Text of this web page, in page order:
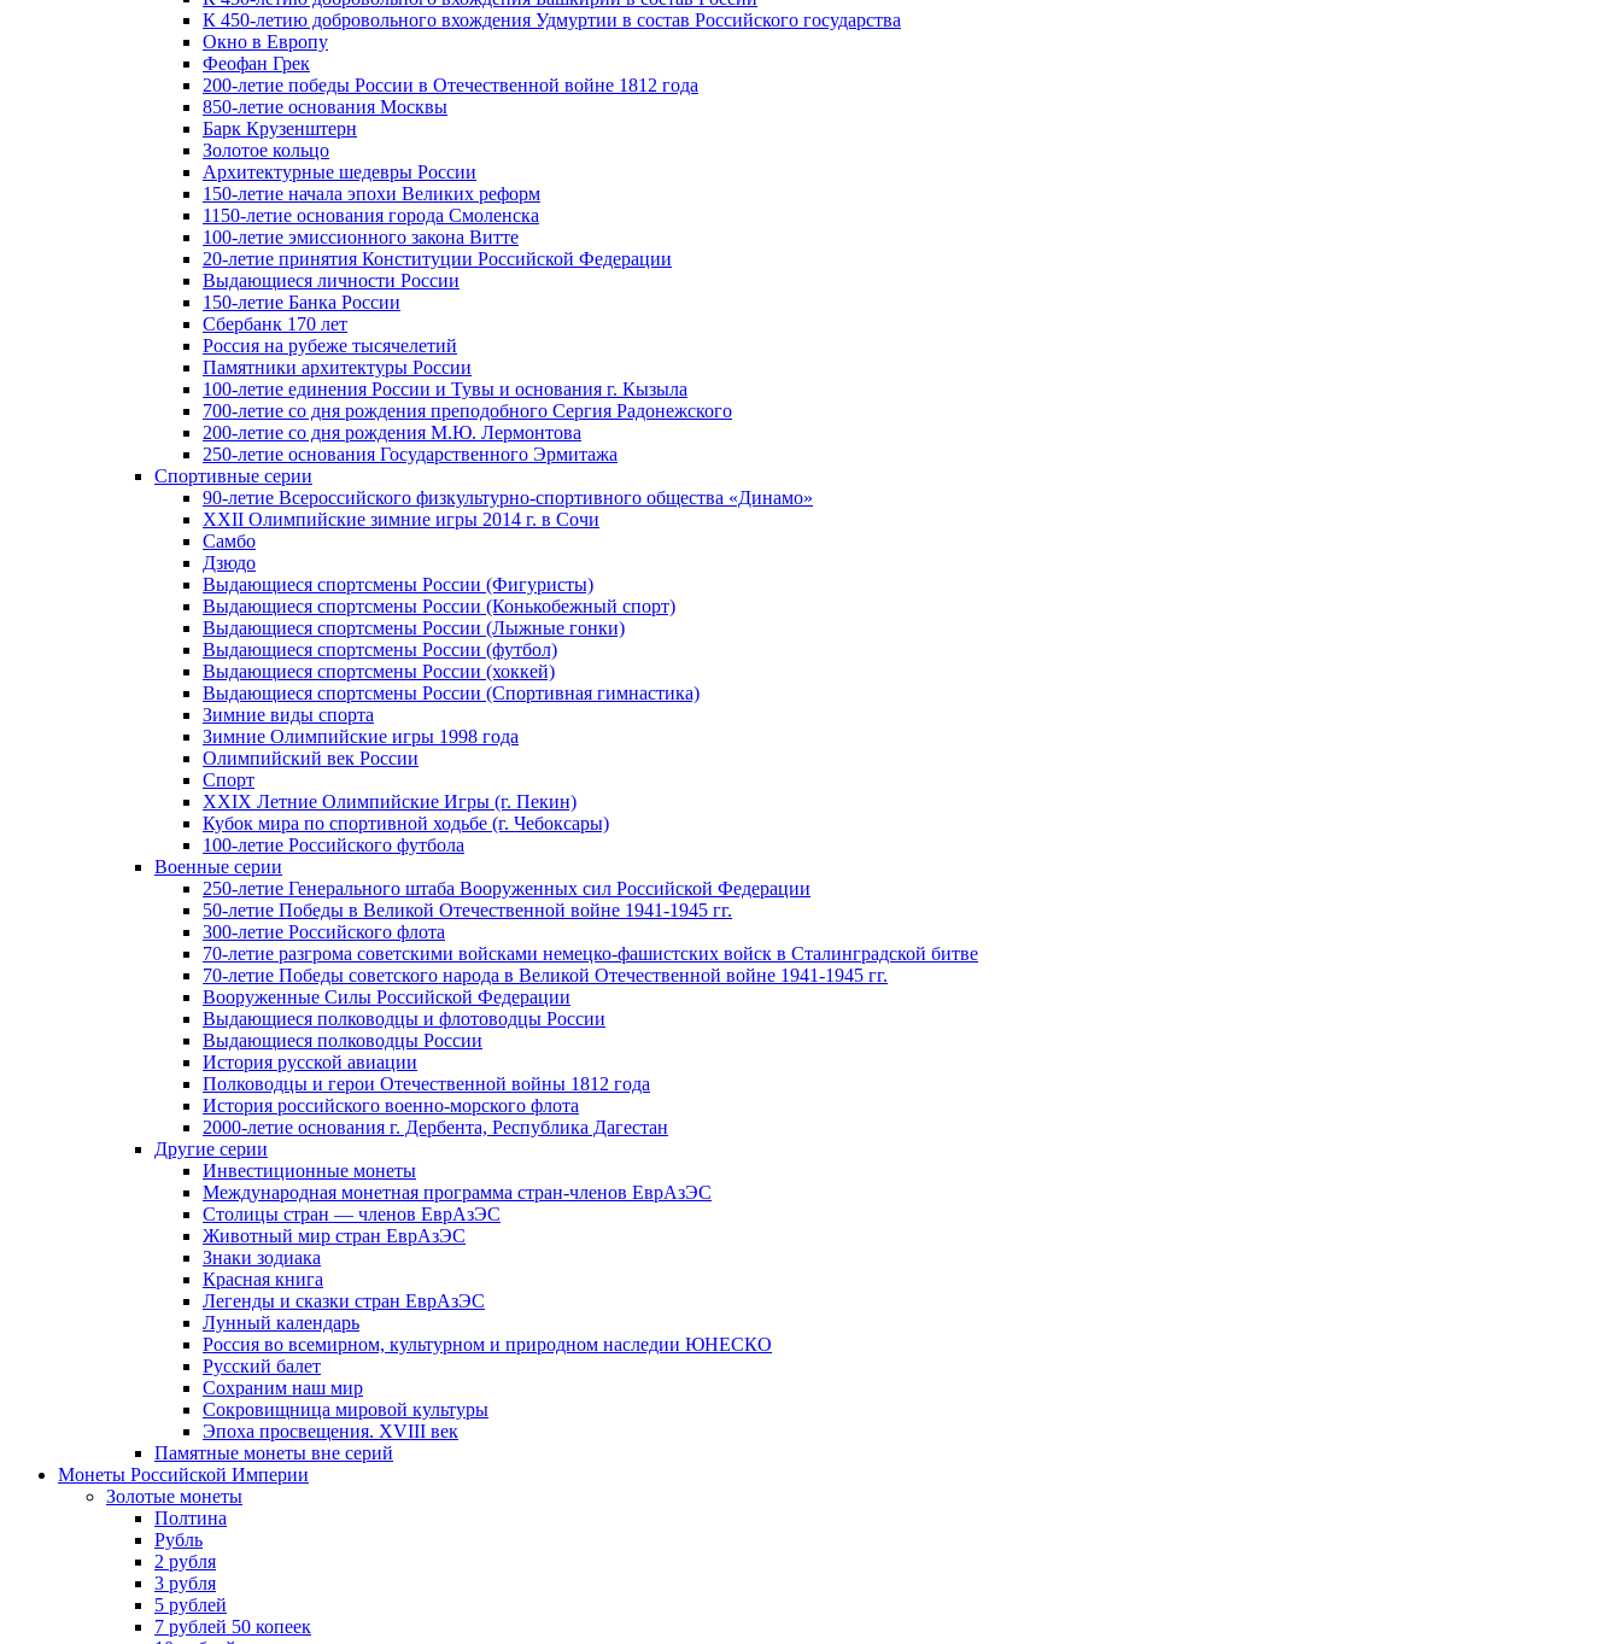
К 450-летию добровольного вхождения Удмуртии в состав Российского государства
Окно в Европу
Феофан Грек
200-летие победы России в Отечественной войне 1812 года
850-летие основания Москвы
Барк Крузенштерн
Золотое кольцо
Архитектурные шедевры России
150-летие начала эпохи Великих реформ
1150-летие основания города Смоленска
100-летие эмиссионного закона Витте
20-летие принятия Конституции Российской Федерации
Выдающиеся личности России
150-летие Банка России
Сбербанк 170 лет
Россия на рубеже тысячелетий
Памятники архитектуры России
100-летие единения России и Тувы и основания г. Кызыла
700-летие со дня рождения преподобного Сергия Радонежского
200-летие со дня рождения М.Ю. Лермонтова
250-летие основания Государственного Эрмитажа
Спортивные серии
90-летие Всероссийского физкультурно-спортивного общества «Динамо»
XXII Олимпийские зимние игры 2014 г. в Сочи
Самбо
Дзюдо
Выдающиеся спортсмены России (Фигуристы)
Выдающиеся спортсмены России (Конькобежный спорт)
Выдающиеся спортсмены России (Лыжные гонки)
Выдающиеся спортсмены России (футбол)
Выдающиеся спортсмены России (хоккей)
Выдающиеся спортсмены России (Спортивная гимнастика)
Зимние виды спорта
Зимние Олимпийские игры 1998 года
Олимпийский век России
Спорт
XXIX Летние Олимпийские Игры (г. Пекин)
Кубок мира по спортивной ходьбе (г. Чебоксары)
100-летие Российского футбола
Военные серии
250-летие Генерального штаба Вооруженных сил Российской Федерации
50-летие Победы в Великой Отечественной войне 1941-1945 гг.
300-летие Российского флота
70-летие разгрома советскими войсками немецко-фашистских войск в Сталинградской битве
70-летие Победы советского народа в Великой Отечественной войне 1941-1945 гг.
Вооруженные Силы Российской Федерации
Выдающиеся полководцы и флотоводцы России
Выдающиеся полководцы России
История русской авиации
Полководцы и герои Отечественной войны 1812 года
История российского военно-морского флота
2000-летие основания г. Дербента, Республика Дагестан
Другие серии
Инвестиционные монеты
Международная монетная программа стран-членов ЕврАзЭС
Столицы стран — членов ЕврАзЭС
Животный мир стран ЕврАзЭС
Знаки зодиака
Красная книга
Легенды и сказки стран ЕврАзЭС
Лунный календарь
Россия во всемирном, культурном и природном наследии ЮНЕСКО
Русский балет
Сохраним наш мир
Сокровищница мировой культуры
Эпоха просвещения. XVIII век
Памятные монеты вне серий
Монеты Российской Империи
Золотые монеты
Полтина
Рубль
2 рубля
3 рубля
5 рублей
7 рублей 50 копеек